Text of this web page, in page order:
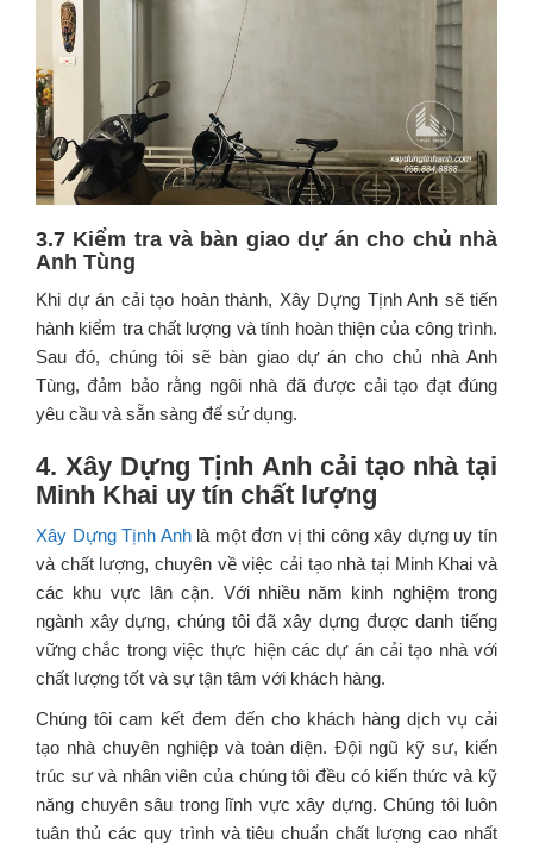
3.7 Kiểm tra và bàn giao dự án cho chủ nhà
Anh Tùng
Khi dự án cải tạo hoàn thành, Xây Dựng Tịnh Anh sẽ tiến
hành kiểm tra chất lượng và tính hoàn thiện của công trình.
Sau đó, chúng tôi sẽ bàn giao dự án cho chủ nhà Anh
Tùng, đảm bảo rằng ngôi nhà đã được cải tạo đạt đúng
yêu cầu và sẵn sàng để sử dụng.
4. Xây Dựng Tịnh Anh cải tạo nhà tại
Minh Khai uy tín chất lượng
Xây Dựng Tịnh Anhlà một đơn vị thi công xây dựng uy tín
và chất lượng, chuyên về việc cải tạo nhà tại Minh Khai và
các khu vực lân cận. Với nhiều năm kinh nghiệm trong
ngành xây dựng, chúng tôi đã xây dựng được danh tiếng
vững chắc trong việc thực hiện các dự án cải tạo nhà với
chất lượng tốt và sự tận tâm với khách hàng.
Chúng tôi cam kết đem đến cho khách hàng dịch vụ cải
tạo nhà chuyên nghiệp và toàn diện. Đội ngũ kỹ sư, kiến
trúc sư và nhân viên của chúng tôi đều có kiến thức và kỹ
năng chuyên sâu trong lĩnh vực xây dựng. Chúng tôi luôn
tuân thủ các quy trình và tiêu chuẩn chất lượng cao nhất